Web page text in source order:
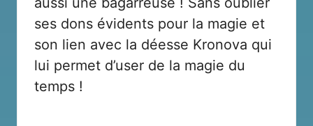
ses dons évidents pour la magie et
son lien avec la déesse Kronova qui
lui permet d’user de la magie du
temps !